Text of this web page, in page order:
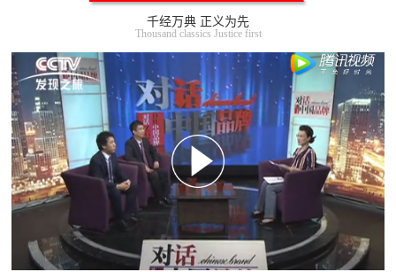
千经万典 正义为先
Thousand classics Justice first